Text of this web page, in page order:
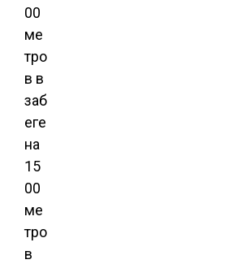
00
ме
тро
в в
заб
еге
на
15
00
ме
тро
в